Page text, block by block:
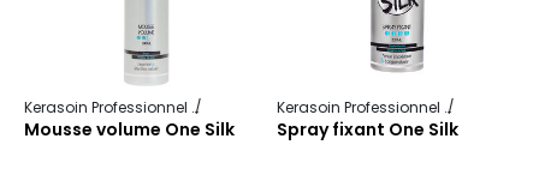
Kerasoin Professionnel
Mousse volume One Silk
Kerasoin Professionnel
Spray fixant One Silk